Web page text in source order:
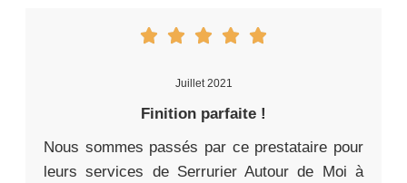
Juillet 2021
Finition parfaite !
Nous sommes passés par ce prestataire pour
leurs services de Serrurier Autour de Moi à